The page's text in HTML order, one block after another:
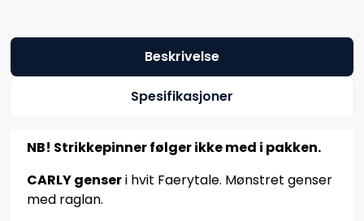
Beskrivelse
Spesifikasjoner
NB! Strikkepinner følger ikke med i pakken.
CARLY genseri hvit Faerytale. Mønstret genser
med raglan.